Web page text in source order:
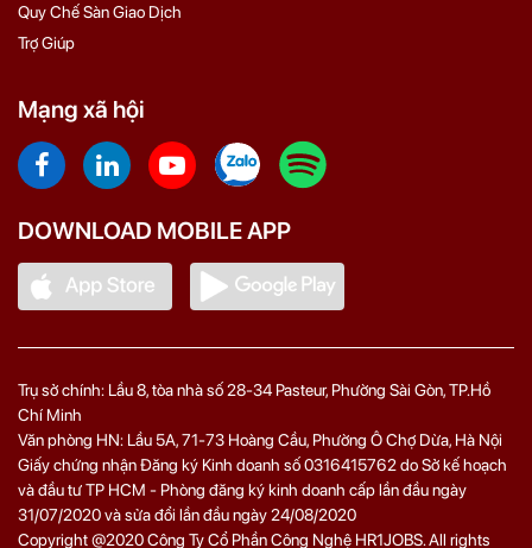
Quy Chế Sàn Giao Dịch
Trợ Giúp
Mạng xã hội
DOWNLOAD MOBILE APP
Trụ sở chính: Lầu 8, tòa nhà số 28-34 Pasteur, Phường Sài Gòn, TP.Hồ
Chí Minh
Văn phòng HN: Lầu 5A, 71‑73 Hoàng Cầu, Phường Ô Chợ Dừa, Hà Nội
Giấy chứng nhận Đăng ký Kinh doanh số 0316415762 do Sở kế hoạch
và đầu tư TP HCM - Phòng đăng ký kinh doanh cấp lần đầu ngày
31/07/2020 và sửa đổi lần đầu ngày 24/08/2020
Copyright @2020 Công Ty Cổ Phần Công Nghệ HR1JOBS. All rights